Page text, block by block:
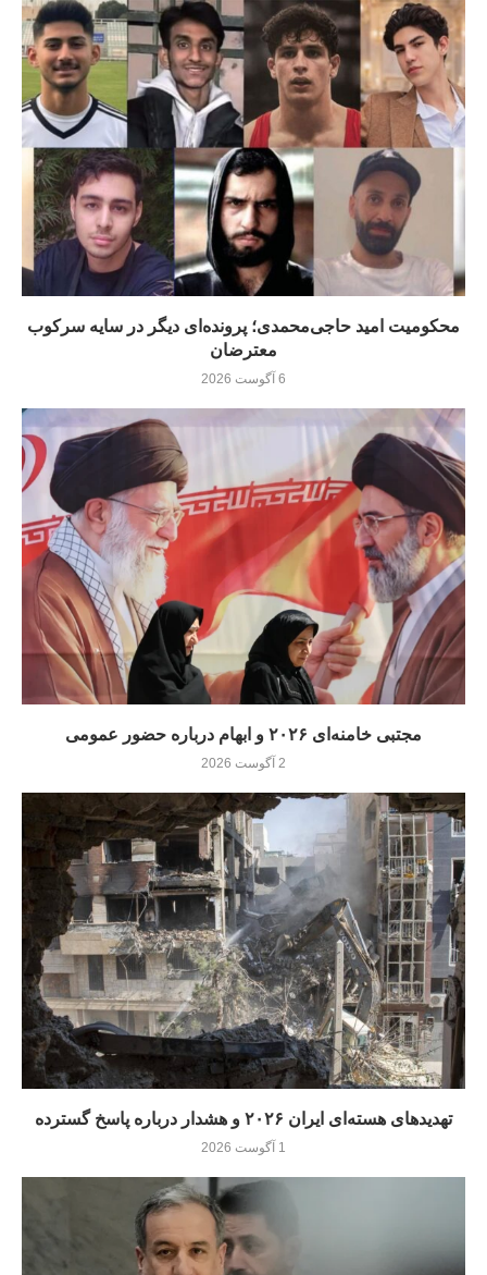
محکومیت امید حاجی‌محمدی؛ پرونده‌ای دیگر در سایه سرکوب
معترضان
6 آگوست 2026
مجتبی خامنه‌ای ۲۰۲۶ و ابهام درباره حضور عمومی
2 آگوست 2026
تهدیدهای هسته‌ای ایران ۲۰۲۶ و هشدار درباره پاسخ گسترده
1 آگوست 2026